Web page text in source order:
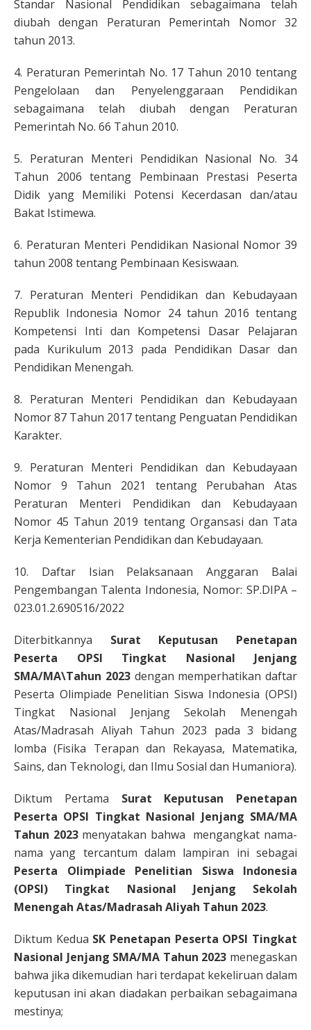
Standar Nasional Pendidikan sebagaimana telah
diubah dengan Peraturan Pemerintah Nomor 32
tahun 2013.
4. Peraturan Pemerintah No. 17 Tahun 2010 tentang
Pengelolaan dan Penyelenggaraan Pendidikan
sebagaimana telah diubah dengan Peraturan
Pemerintah No. 66 Tahun 2010.
5. Peraturan Menteri Pendidikan Nasional No. 34
Tahun 2006 tentang Pembinaan Prestasi Peserta
Didik yang Memiliki Potensi Kecerdasan dan/atau
Bakat Istimewa.
6. Peraturan Menteri Pendidikan Nasional Nomor 39
tahun 2008 tentang Pembinaan Kesiswaan.
7. Peraturan Menteri Pendidikan dan Kebudayaan
Republik Indonesia Nomor 24 tahun 2016 tentang
Kompetensi Inti dan Kompetensi Dasar Pelajaran
pada Kurikulum 2013 pada Pendidikan Dasar dan
Pendidikan Menengah.
8. Peraturan Menteri Pendidikan dan Kebudayaan
Nomor 87 Tahun 2017 tentang Penguatan Pendidikan
Karakter.
9. Peraturan Menteri Pendidikan dan Kebudayaan
Nomor 9 Tahun 2021 tentang Perubahan Atas
Peraturan Menteri Pendidikan dan Kebudayaan
Nomor 45 Tahun 2019 tentang Organsasi dan Tata
Kerja Kementerian Pendidikan dan Kebudayaan.
10. Daftar Isian Pelaksanaan Anggaran Balai
Pengembangan Talenta Indonesia, Nomor: SP.DIPA –
023.01.2.690516/2022
Diterbitkannya Surat Keputusan Penetapan
Peserta OPSI Tingkat Nasional Jenjang
SMA/MA\Tahun 2023dengan memperhatikan daftar
Peserta Olimpiade Penelitian Siswa Indonesia (OPSI)
Tingkat Nasional Jenjang Sekolah Menengah
Atas/Madrasah Aliyah Tahun 2023 pada 3 bidang
lomba (Fisika Terapan dan Rekayasa, Matematika,
Sains, dan Teknologi, dan Ilmu Sosial dan Humaniora).
Diktum Pertama Surat Keputusan Penetapan
Peserta OPSI Tingkat Nasional Jenjang SMA/MA
Tahun 2023 menyatakan bahwa mengangkat nama-
nama yang tercantum dalam lampiran ini sebagai
Peserta Olimpiade Penelitian Siswa Indonesia
(OPSI) Tingkat Nasional Jenjang Sekolah
Menengah Atas/Madrasah Aliyah Tahun 2023.
Diktum Kedua SK Penetapan Peserta OPSI Tingkat
Nasional Jenjang SMA/MA Tahun 2023 menegaskan
bahwa jika dikemudian hari terdapat kekeliruan dalam
keputusan ini akan diadakan perbaikan sebagaimana
mestinya;